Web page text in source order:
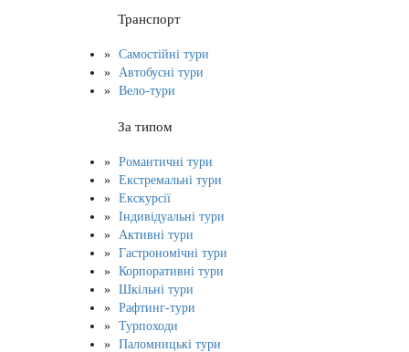
Транспорт
Самостійні тури
Автобусні тури
Вело-тури
За типом
Романтичні тури
Екстремальні тури
Екскурсії
Індивідуальні тури
Активні тури
Гастрономічні тури
Корпоративні тури
Шкільні тури
Рафтинг-тури
Турпоходи
Паломницькі тури